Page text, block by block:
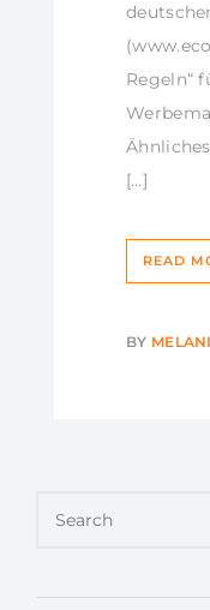
Regeln“
[…]
READ
BY